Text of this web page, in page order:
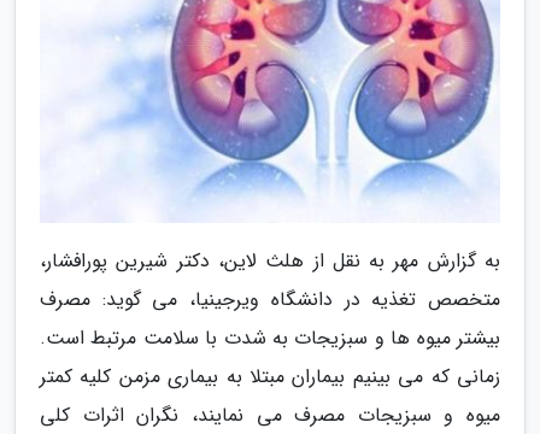
به گزارش مهر به نقل از هلث لاین، دکتر شیرین پورافشار،
متخصص تغذیه در دانشگاه ویرجینیا، می گوید: مصرف
بیشتر میوه ها و سبزیجات به شدت با سلامت مرتبط است.
زمانی که می بینیم بیماران مبتلا به بیماری مزمن کلیه کمتر
میوه و سبزیجات مصرف می نمایند، نگران اثرات کلی